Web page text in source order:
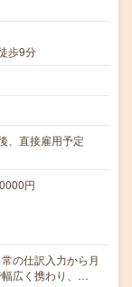
歩9分
、直接雇用予定
円
の仕訳入力から月
幅広く携わり、…